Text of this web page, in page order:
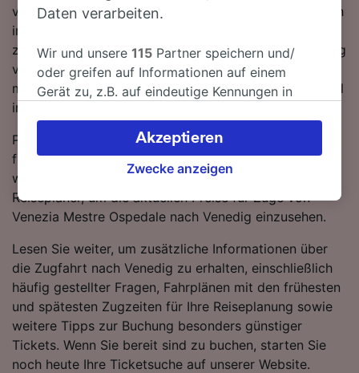
verfügbaren direkten Verbindungen können Sie es sich
im Zug so richtig bequem machen und sich einfach
zurücklehnen. Lassen Sie sich von einem Trenitalia-Zug
von Venezia Mestre Ospedale nach Venedig bringen -
mit den schnellsten Verbindungen erreichen Sie Ihr Ziel
in nur 6 Minuten.
Planen Sie Ihre Reise im Voraus und buchen Sie
frühzeitig, wenn Sie die günstigsten Tarife ergattern
wollen. Starten Sie einfach eine Suche mit unserem
Reiseplaner, um die aktuellen Preise für Züge von
Venezia Mestre Ospedale nach Venedig einzusehen.
Lesen Sie weiter, um zusätzliche Informationen über
die Zugfahrt nach Venedig zu erhalten, einschließlich
häufig gestellter Fragen, Fahrplänen mit den frühesten
und spätesten Zugzeiten für Ihre Reiseplanung sowie
weitere Tipps zur Buchung besonders günstiger
Tickets. Wenn Sie bereit sind zu buchen, starten Sie
noch heute Ihre Ticketsuche auf unserer Website.
Daten verarbeiten.
Wir und unsere115 Partner speichern und/
oder greifen auf Informationen auf einem
Gerät zu, z.B. auf eindeutige Kennungen in
verarbeiten. Sie können Ihre Präferenzen
akzeptieren oder verwalten, einschließlich
Ihres Widerspruchsrechts bei berechtigtem
besuchen Sie jederzeit die Seite der
Datenschutzrichtlinie. Diese Präferenzen
werden unseren Partnern signalisiert und
haben keinen Einfluss auf Surfdaten. Ihre
Daten werden nicht für Tracking-Zwecke
verwendet, wenn Sie uns gebeten haben, Ihr
Surfverhalten nicht zu verfolgen.
Wir und unsere Partner verarbeiten Daten, um
Zwecke anzeigen
Akzeptieren